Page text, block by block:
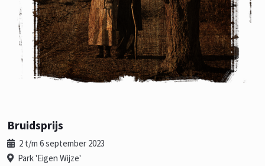
Bruidsprijs
2 t/m 6 september 2023
Park 'Eigen Wijze'